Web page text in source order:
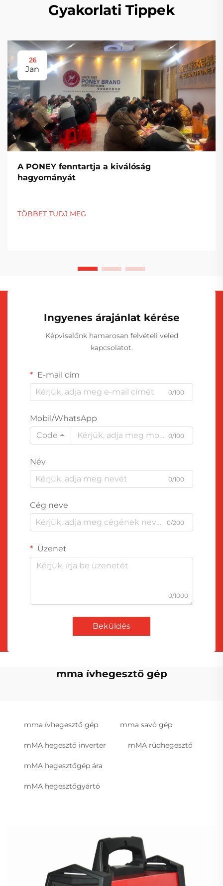
Gyakorlati Tippek
26
Jan
A PONEY fenntartja a kiválóság
hagyományát
TÖBBET TUDJ MEG
Ingyenes árajánlat kérése
Képviselőnk hamarosan felvételi veled
kapcsolatot.
E-mail cím
0/100
Mobil/WhatsApp
Code
0/100
Név
0/100
Cég neve
0/200
Üzenet
0/1000
Beküldés
mma ívhegesztő gép
mma ívhegesztő gép mma savó gép
mMA hegesztő inverter mMA rúdhegesztő
mMA hegesztőgép ára
mMA hegesztőgyártó